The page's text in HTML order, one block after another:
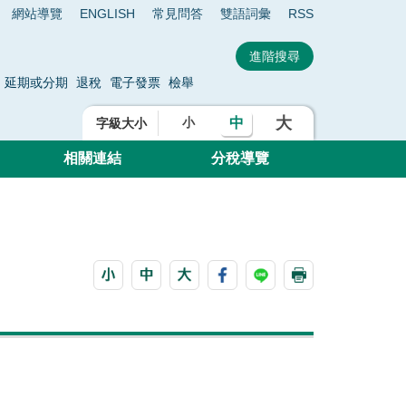
網站導覽 ENGLISH 常見問答 雙語詞彙 RSS
延期或分期 退稅 電子發票 檢舉
字級大小 小 中 大
相關連結 分稅導覽